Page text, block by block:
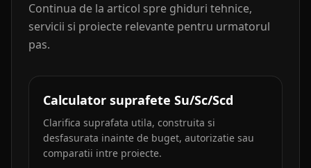
Continua de la articol spre ghiduri tehnice,
servicii si proiecte relevante pentru urmatorul
pas.
Calculator suprafete Su/Sc/Scd
Clarifica suprafata utila, construita si
desfasurata inainte de buget, autorizatie sau
comparatii intre proiecte.